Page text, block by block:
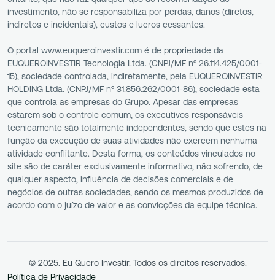
investimento, não se responsabiliza por perdas, danos (diretos,
indiretos e incidentais), custos e lucros cessantes.
O portal www.euqueroinvestir.com é de propriedade da
EUQUEROINVESTIR Tecnologia Ltda. (CNPJ/MF nº 26.114.425/0001-
15), sociedade controlada, indiretamente, pela EUQUEROINVESTIR
HOLDING Ltda. (CNPJ/MF nº 31.856.262/0001-86), sociedade esta
que controla as empresas do Grupo. Apesar das empresas
estarem sob o controle comum, os executivos responsáveis
tecnicamente são totalmente independentes, sendo que estes na
função da execução de suas atividades não exercem nenhuma
atividade conflitante. Desta forma, os conteúdos vinculados no
site são de caráter exclusivamente informativo, não sofrendo, de
qualquer aspecto, influência de decisões comerciais e de
negócios de outras sociedades, sendo os mesmos produzidos de
acordo com o juízo de valor e as convicções da equipe técnica.
© 2025. Eu Quero Investir. Todos os direitos reservados.
Política de Privacidade